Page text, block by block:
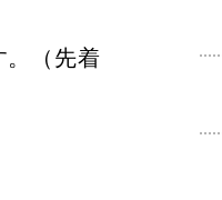
。（先着